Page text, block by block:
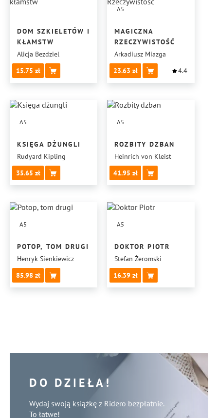
DOM SZKIELETÓW I
KŁAMSTW
Alicja Bezdziel
15.75
A5
MAGICZNA
RZECZYWISTOŚĆ
Arkadiusz Miazga
23.63
4.4
A5
KSIĘGA DŻUNGLI
Rudyard Kipling
35.65
A5
ROZBITY DZBAN
Heinrich von Kleist
41.95
A5
POTOP, TOM DRUGI
Henryk Sienkiewicz
85.98
A5
DOKTOR PIOTR
Stefan Żeromski
16.39
DO DZIEŁA!
Wydaj swoją książkę z Ridero bezpłatnie.
To łatwe!